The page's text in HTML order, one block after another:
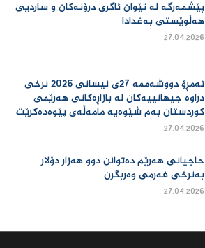
پێشمەرگە لە نێوان ئاگری درۆنەکان و ساردیی
هەڵوێستی بەغدادا
27.04.2026
ئەمڕۆ دووشەممە 27ی نیسانی 2026 نرخی
دراوە جیهانییەكان لە بازاڕەكانی هەرێمی
كوردستان بەم شێوەیە مامەڵەی پێوەدەكرێت
27.04.2026
حاجیانی هەرێم دەتوانن دوو هەزار دۆلار
بەنرخی فەرمی وەربگرن
27.04.2026